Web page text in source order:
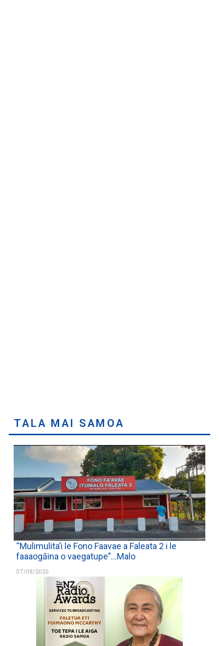
TALA MAI SAMOA
“Mulimulita’i le Fono Faavae a Faleata 2 i le
faaaogāina o vaegatupe”…Malo
07/08/2026